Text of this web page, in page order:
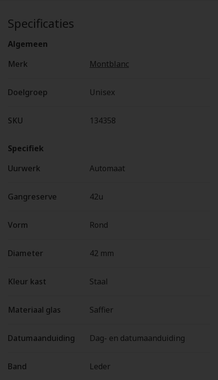
Specificaties
Algemeen
Merk
Montblanc
Doelgroep Unisex
SKU 134358
Specifiek
Uurwerk
Automaat
Gangreserve 42u
Vorm Rond
Diameter 42 mm
Kleur kast Staal
Materiaal glas Saffier
Datumaanduiding Dag- en datumaanduiding
Band Leder